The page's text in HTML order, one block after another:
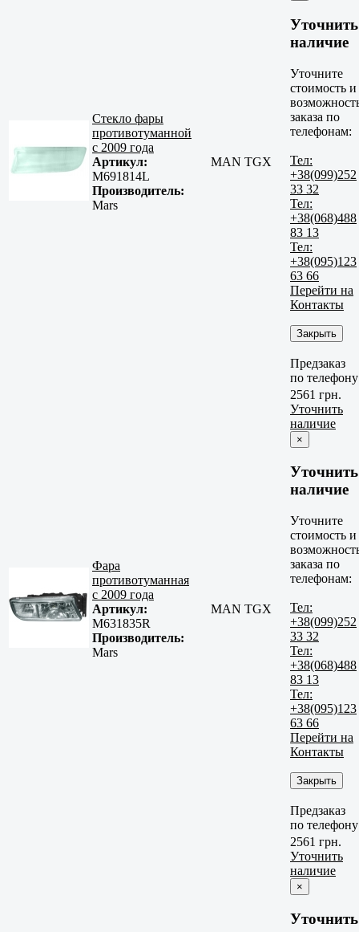
Стекло фары
противотуманной
с 2009 года
Артикул:
М691814L
Производитель:
Mars
MAN TGX
Уточнить
наличие
Уточните
стоимость и
заказа по
телефонам:
Тел:
+38(099)252
33 32
Тел:
+38(068)488
83 13
Тел:
+38(095)123
63 66
Перейти на
Контакты
Закрыть
Предзаказ
по телефону
Фара
противотуманная
с 2009 года
Артикул:
M631835R
Производитель:
Mars
MAN TGX
2561 грн.
Уточнить
наличие
×
Уточнить
наличие
Уточните
стоимость и
заказа по
телефонам:
Тел:
+38(099)252
33 32
Тел:
+38(068)488
83 13
Тел:
+38(095)123
63 66
Перейти на
Контакты
Закрыть
Предзаказ
по телефону
2561 грн.
Уточнить
наличие
×
Уточнить